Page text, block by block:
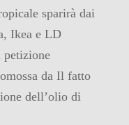
sparirà dai
Ikea e LD
petizione
da Il fatto
dell’olio di